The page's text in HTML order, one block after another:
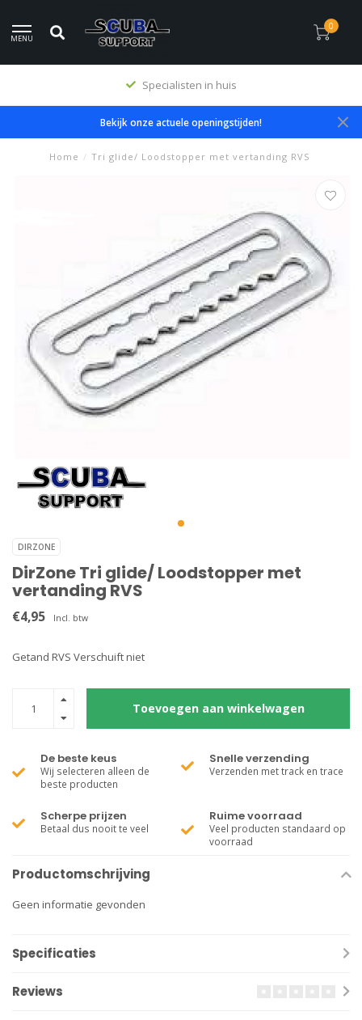
MENU
0
Specialisten in huis
Bekijk onze actuele openingstijden!
Home / Tri glide/ Loodstopper met vertanding RVS
DIRZONE
DirZone Tri glide/ Loodstopper met
vertanding RVS
€4,95 Incl. btw
Getand RVS Verschuift niet
Toevoegen aan winkelwagen
De beste keus
Wij selecteren alleen de
beste producten
Snelle verzending
Verzenden met track en trace
Scherpe prijzen
Betaal dus nooit te veel
Ruime voorraad
Veel producten standaard op
voorraad
Productomschrijving
Geen informatie gevonden
Specificaties
Reviews